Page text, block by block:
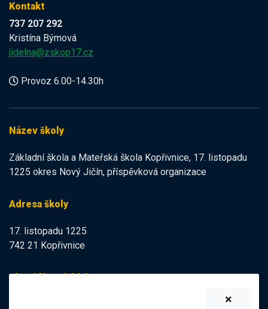
Kontakt
737 207 292
Kristína Býmová
jidelna@zskop17.cz
Provoz 6.00-14.30h
Název školy
Základní škola a Mateřská škola Kopřivnice, 17. listopadu
1225 okres Nový Jičín, příspěvková organizace
Adresa školy
17. listopadu 1225
742 21 Kopřivnice
Identifikační údaje